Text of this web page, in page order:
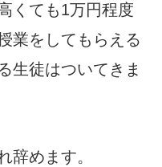
くても1万円程度
業をしてもらえる
生徒はついてきま
辞めます。